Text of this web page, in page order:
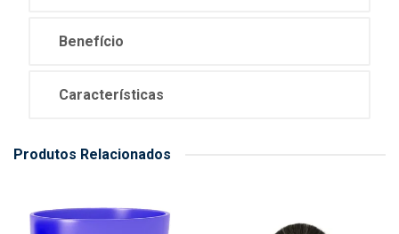
Benefício
Características
Produtos Relacionados